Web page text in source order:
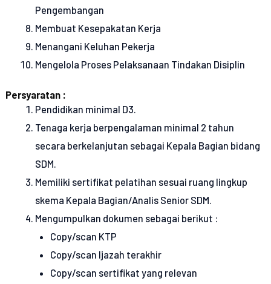
Pengembangan
Membuat Kesepakatan Kerja
Menangani Keluhan Pekerja
Mengelola Proses Pelaksanaan Tindakan Disiplin
Persyaratan :
Pendidikan minimal D3.
Tenaga kerja berpengalaman minimal 2 tahun
secara berkelanjutan sebagai Kepala Bagian bidang
SDM.
Memiliki sertifikat pelatihan sesuai ruang lingkup
skema Kepala Bagian/Analis Senior SDM.
Mengumpulkan dokumen sebagai berikut :
Copy/scan KTP
Copy/scan Ijazah terakhir
Copy/scan sertifikat yang relevan